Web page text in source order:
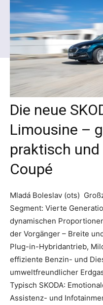
Die neue
Limousine –
praktisch
Coupé
Mladá Boleslav (ots)
Segment: Vierte
dynamischen
der Vorgänger – Breite
Plug-in-Hybridantrieb,
effiziente Benzin- und
umweltfreundlicher
Typisch SKODA:
Assistenz- und